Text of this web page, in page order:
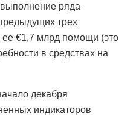
ряда
трех
ее €1,7 млрд помощи (это
в средствах на
декабря
индикаторов